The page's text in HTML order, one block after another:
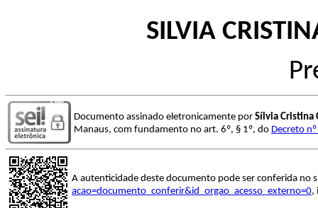
SILVIA
Documento assinado eletronicamente por Sílvia Cristina
Manaus, com fundamento no art. 6º, § 1º, do Decreto
A autenticidade deste documento pode ser conferida no
acao=documento_conferir&id_orgao_acesso_externo=0,